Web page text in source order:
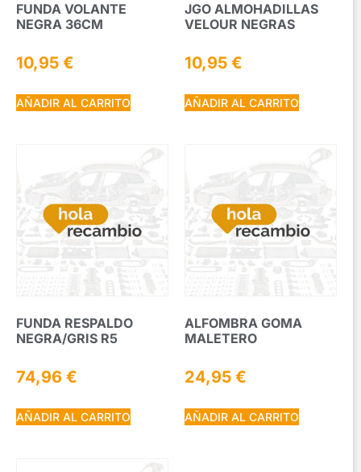
FUNDA VOLANTE
NEGRA 36CM
10,95 €
AÑADIR AL CARRITO
JGO ALMOHADILLAS
VELOUR NEGRAS
10,95 €
AÑADIR AL CARRITO
FUNDA RESPALDO
NEGRA/GRIS R5
74,96 €
AÑADIR AL CARRITO
ALFOMBRA GOMA
MALETERO
24,95 €
AÑADIR AL CARRITO